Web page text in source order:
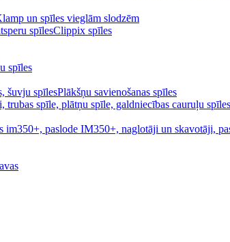
un spīles vieglām slodzēm
Clippix spīles
spīles
Plākšņu savienošanas spīles